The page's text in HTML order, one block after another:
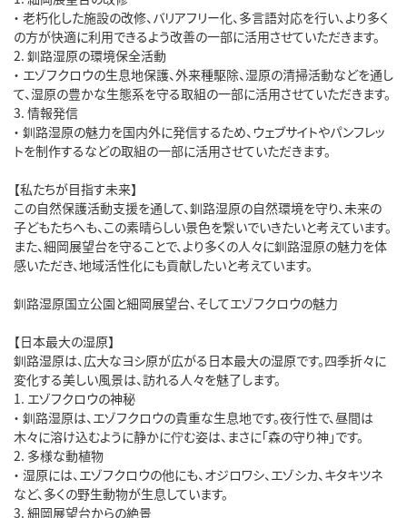
・ 老朽化した施設の改修、バリアフリー化、多言語対応を行い、より多く
の方が快適に利用できるよう改善の一部に活用させていただきます。
2. 釧路湿原の環境保全活動
・ エゾフクロウの生息地保護、外来種駆除、湿原の清掃活動などを通し
て、湿原の豊かな生態系を守る取組の一部に活用させていただきます。
3. 情報発信
・ 釧路湿原の魅力を国内外に発信するため、ウェブサイトやパンフレッ
トを制作するなどの取組の一部に活用させていただきます。
【私たちが目指す未来】
この自然保護活動支援を通して、釧路湿原の自然環境を守り、未来の
子どもたちへも、この素晴らしい景色を繋いでいきたいと考えています。
また、細岡展望台を守ることで、より多くの人々に釧路湿原の魅力を体
感いただき、地域活性化にも貢献したいと考えています。
釧路湿原国立公園と細岡展望台、そしてエゾフクロウの魅力
【日本最大の湿原】
釧路湿原は、広大なヨシ原が広がる日本最大の湿原です。四季折々に
変化する美しい風景は、訪れる人々を魅了します。
1. エゾフクロウの神秘
・ 釧路湿原は、エゾフクロウの貴重な生息地です。夜行性で、昼間は
木々に溶け込むように静かに佇む姿は、まさに「森の守り神」です。
2. 多様な動植物
・ 湿原には、エゾフクロウの他にも、オジロワシ、エゾシカ、キタキツネ
など、多くの野生動物が生息しています。
3. 細岡展望台からの絶景